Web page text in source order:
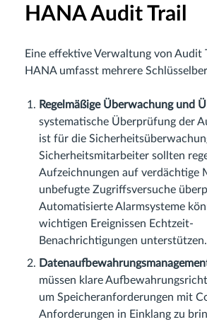
HANA Audit Trail
Eine effektive Verwaltung von Audit
HANA umfasst mehrere
Regelmäßige Überwachung und
systematische Überprüfung der
ist für die
Sicherheitsmitarbeiter sollten
Aufzeichnungen auf verdächtige
unbefugte Zugriffsversuche
Automatisierte Alarmsysteme
wichtigen Ereignissen Echtzeit-
Benachrichtigungen unterstützen.
müssen klare
um Speicheranforderungen mit
Anforderungen in Einklang zu